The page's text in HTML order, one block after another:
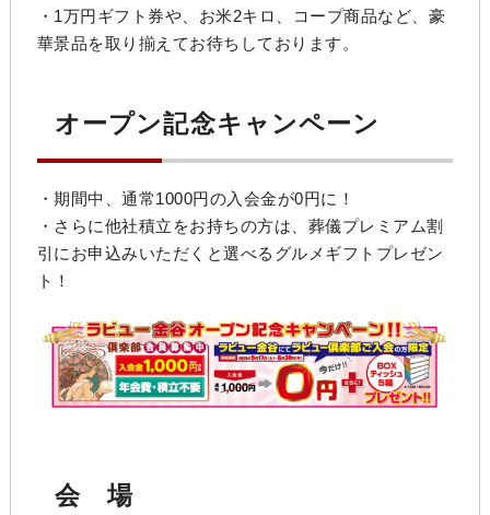
・1万円ギフト券や、お米2キロ、コープ商品など、豪
華景品を取り揃えてお待ちしております。
オープン記念キャンペーン
・期間中、通常1000円の入会金が0円に！
・さらに他社積立をお持ちの方は、葬儀プレミアム割
引にお申込みいただくと選べるグルメギフトプレゼン
ト！
会 場